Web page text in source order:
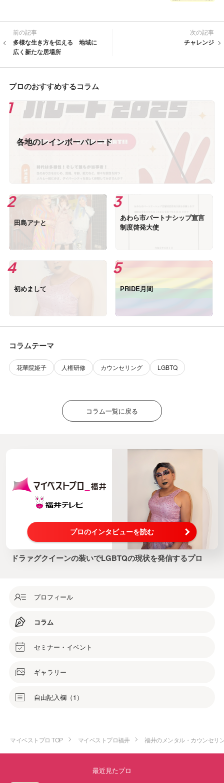
前の記事
多様な生き方を伝える 地域に
広く新たな居場所
次の記事
チャレンジ
プロのおすすめするコラム
各地のレインボーパレード
田島アナと
あわら市パートナシップ宣言
制度啓発大使
初めまして PRIDE月間
コラムテーマ
花華院姫子 人権研修 カウンセリング LGBTQ
コラム一覧に戻る
プロのインタビューを読む
ドラァグクイーンの装いでLGBTQの現状を発信するプロ
プロフィール
コラム
セミナー・イベント
ギャラリー
自由記入欄（1）
マイベストプロ TOP マイベストプロ福井 福井のメンタル・カウンセリ
最近見たプロ